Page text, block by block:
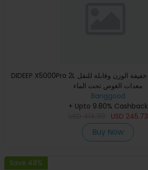
DIDEEP X5000Pro 2L زجاجة هواء أكسجين خفيفة الوزن وقابلة للنقل
معدات الغوص تحت الماء
Banggood
+ Upto 9.80% Cashback
USD 245.73
Buy Now
Save 48%